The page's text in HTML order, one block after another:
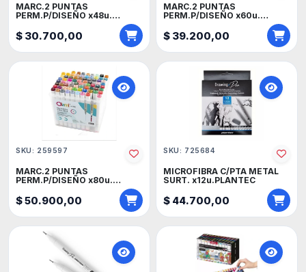
MARC.2 PUNTAS
PERM.P/DISEÑO x48u.
$ 30.700,00
MARC.2 PUNTAS
PERM.P/DISEÑO x60u.
$ 39.200,00
SKU: 259597
MARC.2 PUNTAS
PERM.P/DISEÑO x80u.
$ 50.900,00
SKU: 725684
MICROFIBRA C/PTA METAL
SURT. x12u.PLANTEC
$ 44.700,00